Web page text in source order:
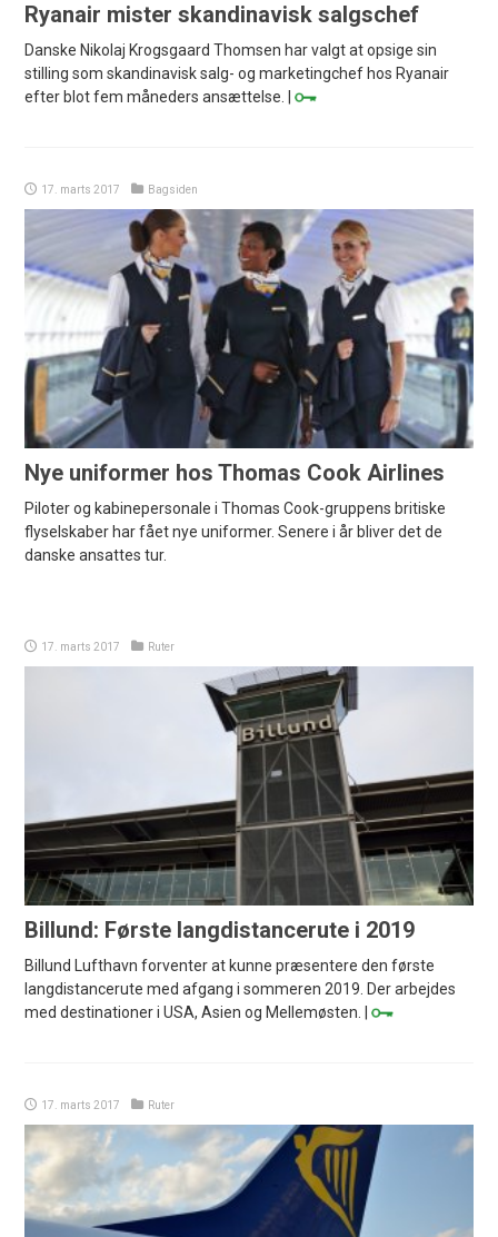
Ryanair mister skandinavisk salgschef
Danske Nikolaj Krogsgaard Thomsen har valgt at opsige sin
stilling som skandinavisk salg- og marketingchef hos Ryanair
efter blot fem måneders ansættelse. |
17. marts 2017 Bagsiden
Nye uniformer hos Thomas Cook Airlines
Piloter og kabinepersonale i Thomas Cook-gruppens britiske
flyselskaber har fået nye uniformer. Senere i år bliver det de
danske ansattes tur.
17. marts 2017 Ruter
Billund: Første langdistancerute i 2019
Billund Lufthavn forventer at kunne præsentere den første
langdistancerute med afgang i sommeren 2019. Der arbejdes
med destinationer i USA, Asien og Mellemøsten. |
17. marts 2017 Ruter